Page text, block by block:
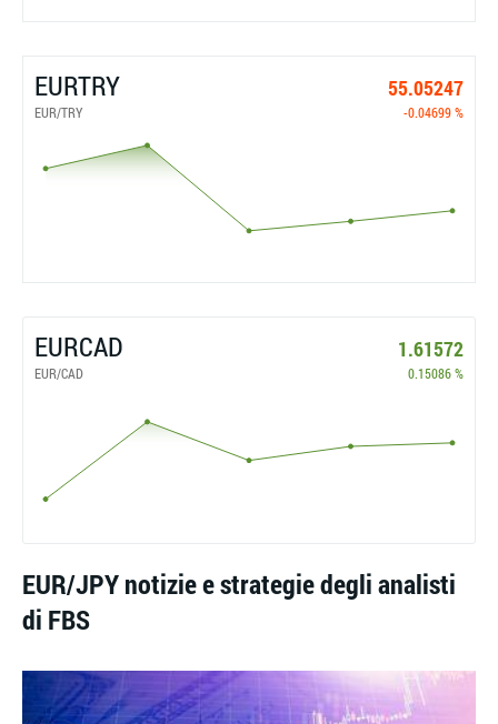
EURTRY 55.05247
EUR/TRY -0.04699 %
EURCAD 1.61572
EUR/CAD 0.15086 %
EUR/JPY notizie e strategie degli analisti
di FBS